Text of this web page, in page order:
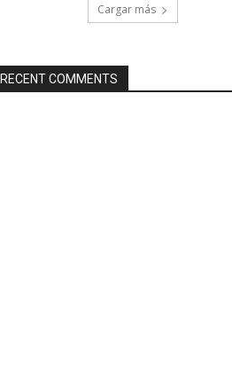
Cargar más
RECENT COMMENTS